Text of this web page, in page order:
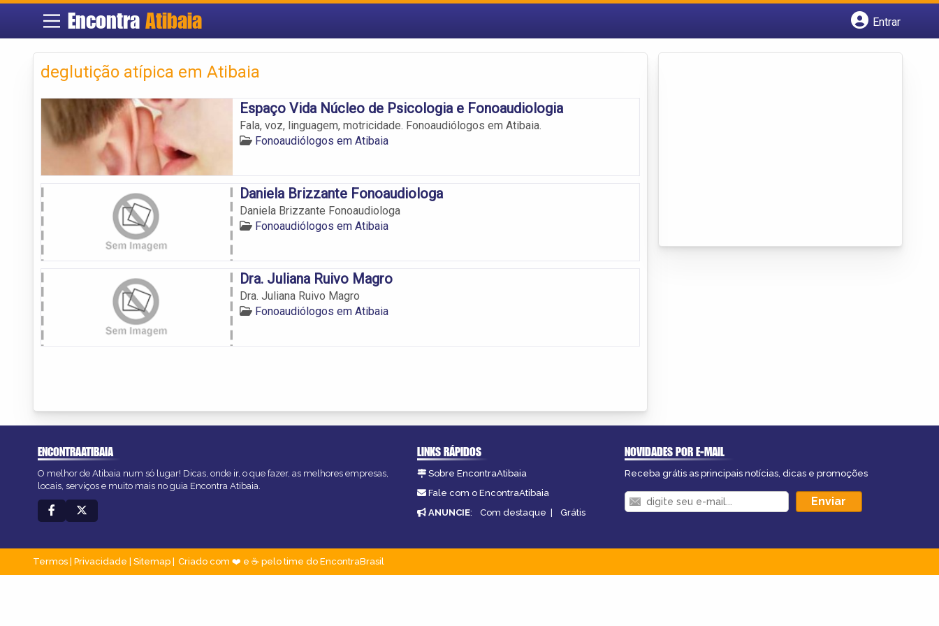
EncontraAtibaia
Entrar
deglutição atípica em Atibaia
Espaço Vida Núcleo de Psicologia e Fonoaudiologia
Fala, voz, linguagem, motricidade. Fonoaudiólogos em Atibaia.
Fonoaudiólogos em Atibaia
Daniela Brizzante Fonoaudiologa
Daniela Brizzante Fonoaudiologa
Fonoaudiólogos em Atibaia
Dra. Juliana Ruivo Magro
Dra. Juliana Ruivo Magro
Fonoaudiólogos em Atibaia
ENCONTRAATIBAIA
O melhor de Atibaia num só lugar! Dicas, onde ir, o que fazer, as melhores empresas,
locais, serviços e muito mais no guia Encontra Atibaia.
LINKS RÁPIDOS
Sobre EncontraAtibaia
Fale com o EncontraAtibaia
ANUNCIE: Com destaque | Grátis
NOVIDADES POR E-MAIL
Receba grátis as principais notícias, dicas e promoções
Termos Privacidade Sitemap Criado com ❤️ e ☕ pelo time do EncontraBrasil